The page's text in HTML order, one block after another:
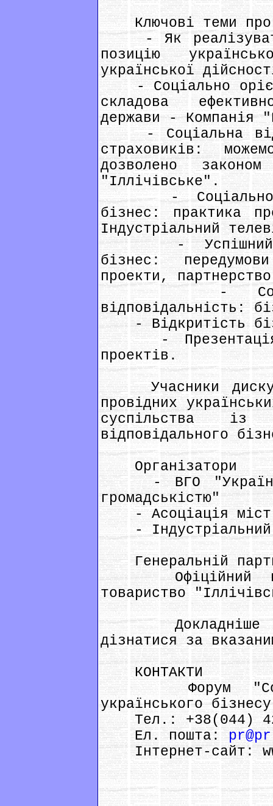
Ключові теми
- Як реалізувати
позицію
української
- Соціально
складова
держави - Компанія
- Соціальна
страховиків:
дозволено
"Іллічівське".
- Соціально
бізнес: практика
Індустріальний
- Успішний
бізнес:
проекти,
-
відповідальність:
- Відкритість
- Презентація
проектів.
Учасники
провідних
суспільства із
відповідального
Організатори
- ВГО
громадськістю"
- Асоціація міст
- Індустріальний
Генеральній
Офіційний
товариство
Докладніше
дізнатися за
КОНТАКТИ
Форум
українського
Тел.: +38(044)
Ел. пошта:
Інтернет-сайт: